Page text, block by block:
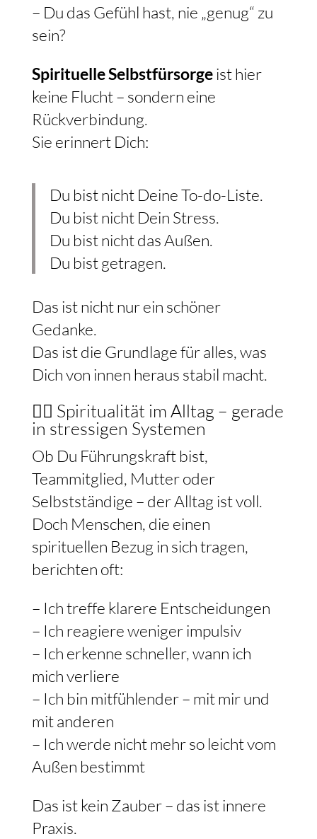
– Du das Gefühl hast, nie „genug“ zu
sein?
Spirituelle Selbstfürsorgeist hier
keine Flucht – sondern eine
Rückverbindung.
Sie erinnert Dich:
Du bist nicht Deine To-do-Liste.
Du bist nicht Dein Stress.
Du bist nicht das Außen.
Du bist getragen.
Das ist nicht nur ein schöner
Gedanke.
Das ist die Grundlage für alles, was
Dich von innen heraus stabil macht.
🧘‍♀️ Spiritualität im Alltag – gerade
in stressigen Systemen
Ob Du Führungskraft bist,
Teammitglied, Mutter oder
Selbstständige – der Alltag ist voll.
Doch Menschen, die einen
spirituellen Bezug in sich tragen,
berichten oft:
– Ich treffe klarere Entscheidungen
– Ich reagiere weniger impulsiv
– Ich erkenne schneller, wann ich
mich verliere
– Ich bin mitfühlender – mit mir und
mit anderen
– Ich werde nicht mehr so leicht vom
Außen bestimmt
Das ist kein Zauber – das ist innere
Praxis.